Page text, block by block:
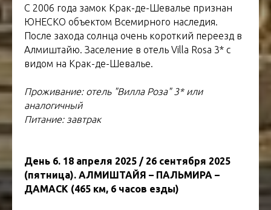
С 2006 года замок Крак-де-Шевалье признан
ЮНЕСКО объектом Всемирного наследия.
После захода солнца очень короткий переезд в
Алмиштайю. Заселение в отель Villa Rosa 3* с
видом на Крак-де-Шевалье.
Проживание: отель "Вилла Роза" 3* или
аналогичный
Питание: завтрак
День 6. 18 апреля 2025 / 26 сентября 2025
(пятница). АЛМИШТАЙЯ – ПАЛЬМИРА –
ДАМАСК (465 км, 6 часов езды)